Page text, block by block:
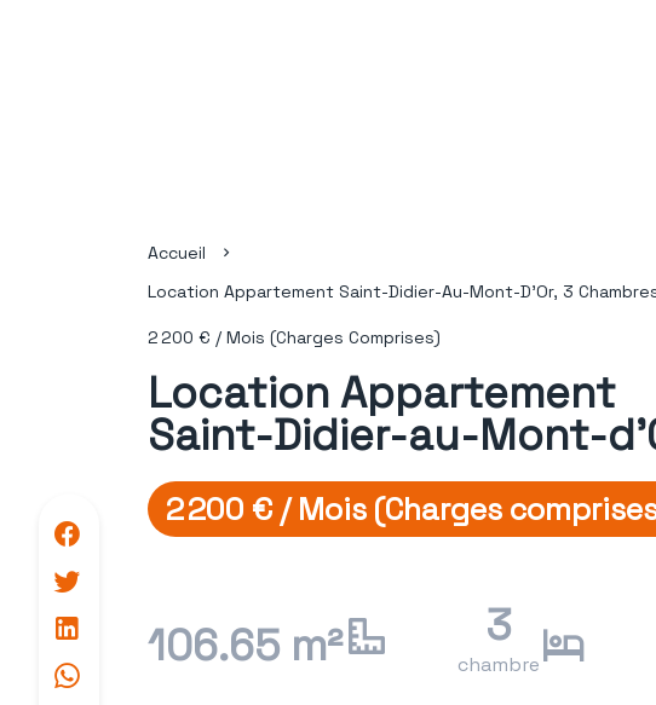
Accueil
Location Appartement Saint-Didier-Au-Mont-D'Or, 3
2 200 € / Mois (Charges Comprises)
Location Appartement
Saint-Didier-au-Mont-
2 200 € / Mois (Charges
106.65 m² 3
chambre